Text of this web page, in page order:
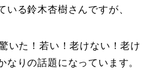
いる鈴木杏樹さんですが、
いた！若い！老けない！老け
なりの話題になっています。